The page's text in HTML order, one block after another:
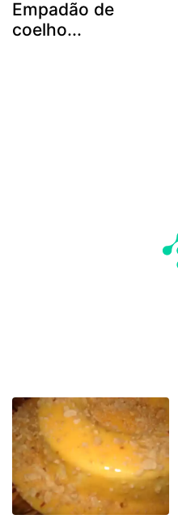
Empadão de
coelho...